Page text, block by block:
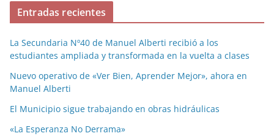
Entradas recientes
La Secundaria Nº40 de Manuel Alberti recibió a los
estudiantes ampliada y transformada en la vuelta a clases
Nuevo operativo de «Ver Bien, Aprender Mejor», ahora en
Manuel Alberti
El Municipio sigue trabajando en obras hidráulicas
«La Esperanza No Derrama»